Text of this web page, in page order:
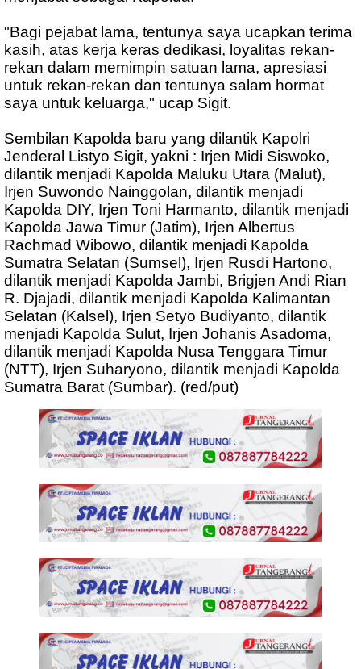
"Bagi pejabat lama, tentunya saya ucapkan terima
kasih, atas kerja keras dedikasi, loyalitas rekan-
rekan dalam memimpin satuan lama, apresiasi
untuk rekan-rekan dan tentunya salam hormat
saya untuk keluarga," ucap Sigit.
Sembilan Kapolda baru yang dilantik Kapolri
Jenderal Listyo Sigit, yakni : Irjen Midi Siswoko,
dilantik menjadi Kapolda Maluku Utara (Malut),
Irjen Suwondo Nainggolan, dilantik menjadi
Kapolda DIY, Irjen Toni Harmanto, dilantik menjadi
Kapolda Jawa Timur (Jatim), Irjen Albertus
Rachmad Wibowo, dilantik menjadi Kapolda
Sumatra Selatan (Sumsel), Irjen Rusdi Hartono,
dilantik menjadi Kapolda Jambi, Brigjen Andi Rian
R. Djajadi, dilantik menjadi Kapolda Kalimantan
Selatan (Kalsel), Irjen Setyo Budiyanto, dilantik
menjadi Kapolda Sulut, Irjen Johanis Asadoma,
dilantik menjadi Kapolda Nusa Tenggara Timur
(NTT), Irjen Suharyono, dilantik menjadi Kapolda
Sumatra Barat (Sumbar). (red/put)